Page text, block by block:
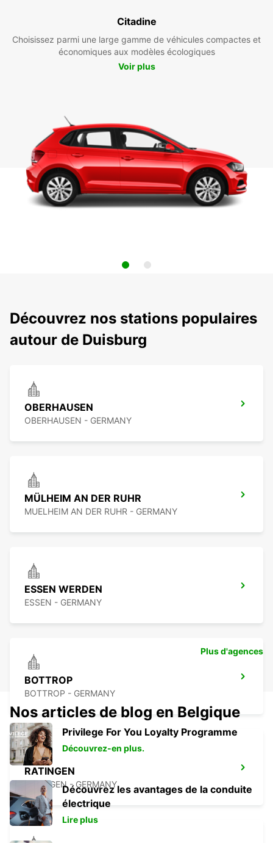
Citadine
Choisissez parmi une large gamme de véhicules compactes et
économiques aux modèles écologiques
Voir plus
Découvrez nos stations populaires
autour de Duisburg
OBERHAUSEN
OBERHAUSEN - GERMANY
MÜLHEIM AN DER RUHR
MUELHEIM AN DER RUHR - GERMANY
ESSEN WERDEN
ESSEN - GERMANY
BOTTROP
BOTTROP - GERMANY
RATINGEN
RATINGEN - GERMANY
Plus d'agences
Nos articles de blog en Belgique
Privilege For You Loyalty Programme
Découvrez-en plus.
Découvrez les avantages de la conduite
électrique
Lire plus